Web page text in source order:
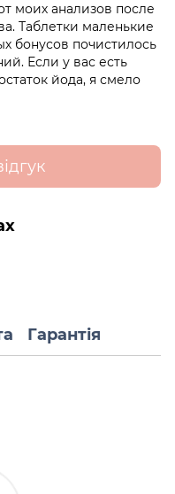
моих анализов после
Таблетки маленькие
бонусов почистилось
Если у вас есть
йода, я смело
Гарантія